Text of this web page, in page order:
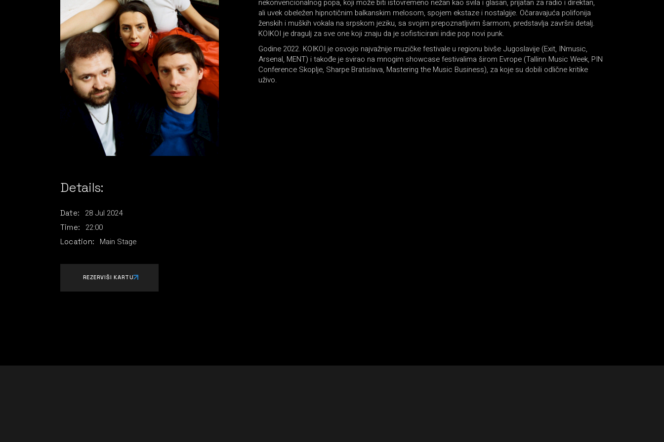
Details:
Date: 28 Jul 2024
Time: 22:00
Location: Main Stage
REZERVIŠI KARTU
nekonvencionalnog popa, koji može biti istovremeno nežan kao svila i glasan, prijatan za radio i direktan,
ali uvek obeležen hipnotičnim balkanskim melosom, spojem ekstaze i nostalgije. Očaravajuća polifonija
ženskih i muških vokala na srpskom jeziku, sa svojim prepoznatljivim šarmom, predstavlja završni detalj.
KOIKOI je dragulj za sve one koji znaju da je sofisticirani indie pop novi punk.
Godine 2022. KOIKOI je osvojio najvažnije muzičke festivale u regionu bivše Jugoslavije (Exit, INmusic,
Arsenal, MENT) i takođe je svirao na mnogim showcase festivalima širom Evrope (Tallinn Music Week, PIN
Conference Skoplje, Sharpe Bratislava, Mastering the Music Business), za koje su dobili odlične kritike
uživo.